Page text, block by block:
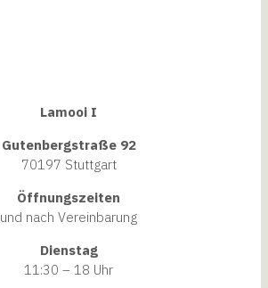
Lamooi I
Gutenbergstraße 92
70197 Stuttgart
Öffnungszeiten
und nach Vereinbarung
Dienstag
11:30 – 18 Uhr